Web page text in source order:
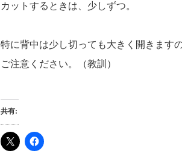
カットするときは、少しずつ。
特に背中は少し切っても大きく開きます
ご注意ください。（教訓）
共有: